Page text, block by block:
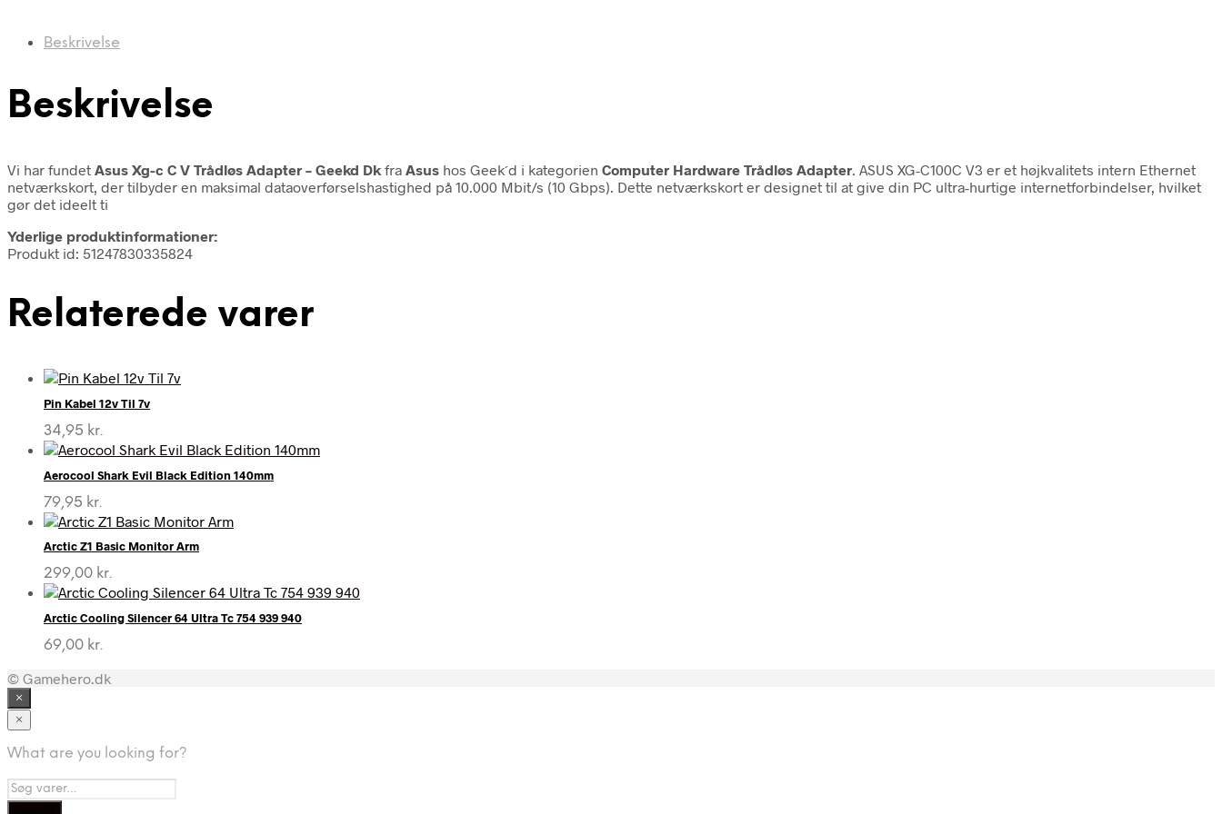
Beskrivelse
Beskrivelse
Vi har fundet Asus Xg-c C V Trådløs Adapter – Geekd Dk fra Asus hos Geek´d i kategorien Computer Hardware Trådløs Adapter . ASUS XG-C100C V3 er et højkvalitets intern Ethernet
netværkskort, der tilbyder en maksimal dataoverførselshastighed på 10.000 Mbit/s (10 Gbps). Dette netværkskort er designet til at give din PC ultra-hurtige internetforbindelser, hvilket
gør det ideelt ti
Yderlige produktinformationer:
Produkt id: 51247830335824
Relaterede varer
Pin Kabel 12v Til 7v
34,95 kr.
Aerocool Shark Evil Black Edition 140mm
79,95 kr.
Arctic Z1 Basic Monitor Arm
299,00 kr.
Arctic Cooling Silencer 64 Ultra Tc 754 939 940
69,00 kr.
© Gamehero.dk
×
×
What are you looking for?